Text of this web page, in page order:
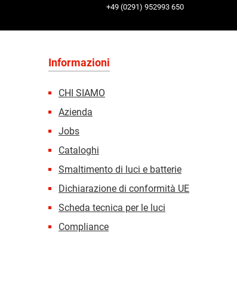
+49 (0291) 952993 650
Informazioni
CHI SIAMO
Azienda
Jobs
Cataloghi
Smaltimento di luci e batterie
Dichiarazione di conformità UE
Scheda tecnica per le luci
Compliance